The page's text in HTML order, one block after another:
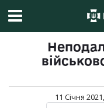
11 Січня